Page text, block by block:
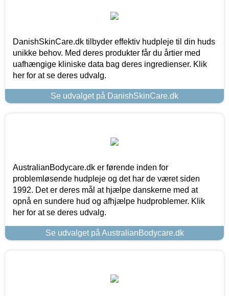
DanishSkinCare.dk tilbyder effektiv hudpleje til din huds
unikke behov. Med deres produkter får du årtier med
uafhængige kliniske data bag deres ingredienser. Klik
her for at se deres udvalg.
Se udvalget på DanishSkinCare.dk
AustralianBodycare.dk er førende inden for
problemløsende hudpleje og det har de været siden
1992. Det er deres mål at hjælpe danskerne med at
opnå en sundere hud og afhjælpe hudproblemer. Klik
her for at se deres udvalg.
Se udvalget på AustralianBodycare.dk